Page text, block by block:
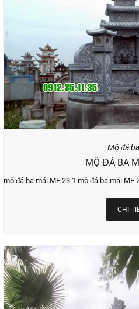
Mộ đá
MỘ ĐÁ BA
mộ đá ba mái MF 23 1 mộ đá ba mái MF
CHI